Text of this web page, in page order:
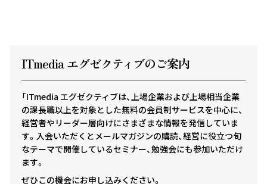
ITmedia エグゼクティ ブのご案内
「ITmedia エグゼクティブは、上場企業および上場相当企業
の課長職以上を対象とした無料の会員制サービスを中心に、
経営者やリーダー層向けにさまざまな情報を発信していま
す。入会いただくとメールマガジンの購読、経営に役立つ旬
なテーマで開催しているセミナー、勉強会にも参加いただけ
ます。
ぜひこの機会にお申し込みください。